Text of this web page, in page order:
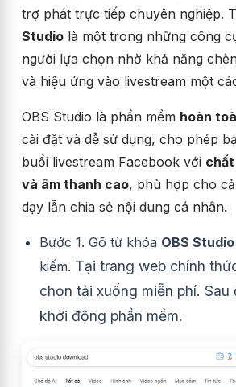
trợ phát trực tiếp chuyên nghiệp.
Studio là một trong những công
người lựa chọn nhờ khả năng
và hiệu ứng vào livestream một
OBS Studio là phần mềm hoàn
cài đặt và dễ sử dụng, cho phép
buổi livestream Facebook với
và âm thanh cao, phù hợp cho
dạy lẫn chia sẻ nội dung cá nhân.
Bước 1. Gõ từ khóa OBS Studio
kiếm. Tại trang web chính
chọn tải xuống miễn phí. Sau
khởi động phần mềm.